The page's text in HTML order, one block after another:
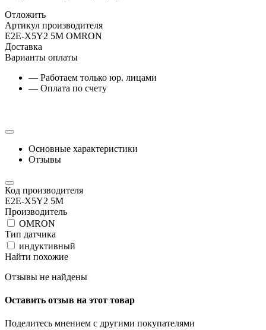
Отложить
Артикул производителя
E2E-X5Y2 5M OMRON
Доставка
Варианты оплаты
— Работаем только юр. лицами
— Оплата по счету
Основные характеристики
Отзывы
Код производителя
E2E-X5Y2 5M
Производитель
OMRON
Тип датчика
индуктивный
Найти похожие
Отзывы не найдены
Оставить отзыв на этот товар
Поделитесь мнением с другими покупателями